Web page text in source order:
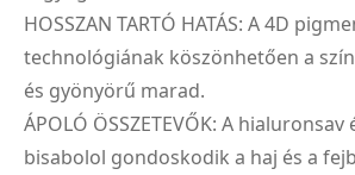
HOSSZAN TARTÓ HATÁS: A 4D
technológiának köszönhetően a
és gyönyörű marad.
ÁPOLÓ ÖSSZETEVŐK: A hialuronsav
bisabolol gondoskodik a haj és a